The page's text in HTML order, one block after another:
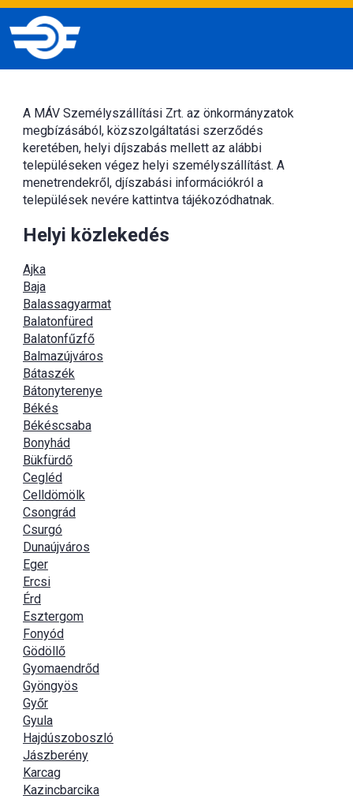
A MÁV Személyszállítási Zrt. az önkormányzatok
megbízásából, közszolgáltatási szerződés
keretében, helyi díjszabás mellett az alábbi
településeken végez helyi személyszállítást. A
menetrendekről, djíszabási információkról a
települések nevére kattintva tájékozódhatnak.
Helyi közlekedés
Ajka
Baja
Balassagyarmat
Balatonfüred
Balatonfűzfő
Balmazújváros
Bátaszék
Bátonyterenye
Békés
Békéscsaba
Bonyhád
Bükfürdő
Cegléd
Celldömölk
Csongrád
Csurgó
Dunaújváros
Eger
Ercsi
Érd
Esztergom
Fonyód
Gödöllő
Gyomaendrőd
Gyöngyös
Győr
Gyula
Hajdúszoboszló
Jászberény
Karcag
Kazincbarcika